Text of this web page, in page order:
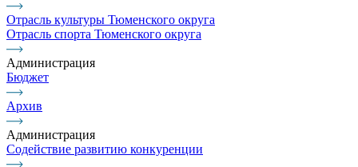
Отрасль культуры Тюменского округа
Отрасль спорта Тюменского округа
Администрация
Бюджет
Архив
Администрация
Содействие развитию конкуренции